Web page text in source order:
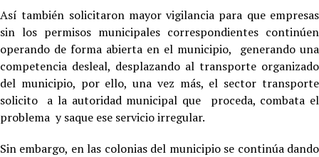
Así también solicitaron mayor vigilancia para que empresas
sin los permisos municipales correspondientes continúen
operando de forma abierta en el municipio, generando una
competencia desleal, desplazando al transporte organizado
del municipio, por ello, una vez más, el sector transporte
solicito a la autoridad municipal que proceda, combata el
problema y saque ese servicio irregular.
Sin embargo, en las colonias del municipio se continúa dando